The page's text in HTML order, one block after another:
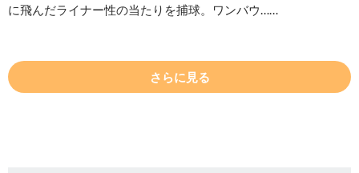
に飛んだライナー性の当たりを捕球。ワンバウ……
さらに見る